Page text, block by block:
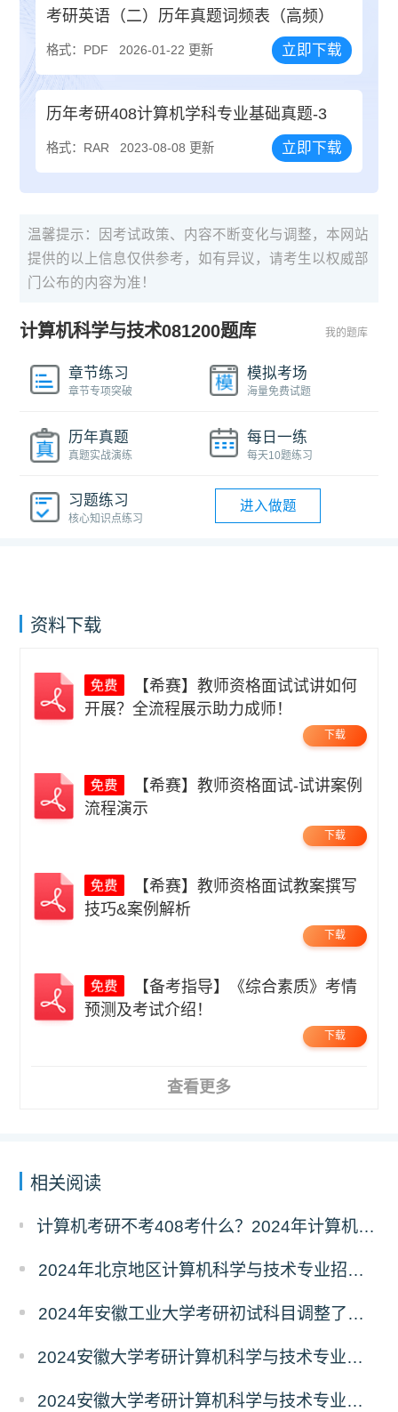
考研英语（二）历年真题词频表（高频）
格式：PDF 2026-01-22 更新 立即下载
历年考研408计算机学科专业基础真题-3
格式：RAR 2023-08-08 更新 立即下载
温馨提示：因考试政策、内容不断变化与调整，本网站
提供的以上信息仅供参考，如有异议，请考生以权威部
门公布的内容为准！
计算机科学与技术081200题库 我的题库
章节练习
章节专项突破
模拟考场
海量免费试题
历年真题
真题实战演练
每日一练
每天10题练习
习题练习
核心知识点练习
进入做题
资料下载
开展？全流程展示助力成师！
下载
流程演示
下载
技巧&案例解析
下载
预测及考试介绍！
下载
查看更多
相关阅读
计算机考研不考408考什么？2024年计算机科学与技术专业自命题考试科目汇总
2024年北京地区计算机科学与技术专业招生人数汇总
2024年安徽工业大学考研初试科目调整了吗？
2024安徽大学考研计算机科学与技术专业初试科目调整了吗
2024安徽大学考研计算机科学与技术专业初试科目调整了吗？